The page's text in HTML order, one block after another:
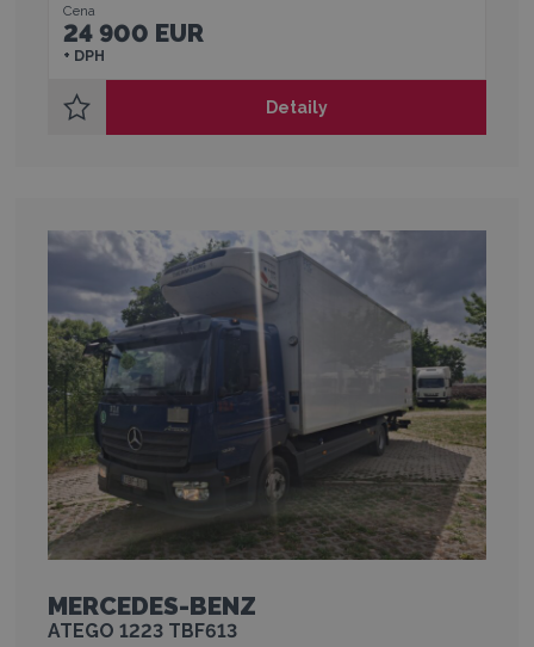
Cena
24 900 EUR
+ DPH
Detaily
MERCEDES-BENZ
ATEGO 1223 TBF613